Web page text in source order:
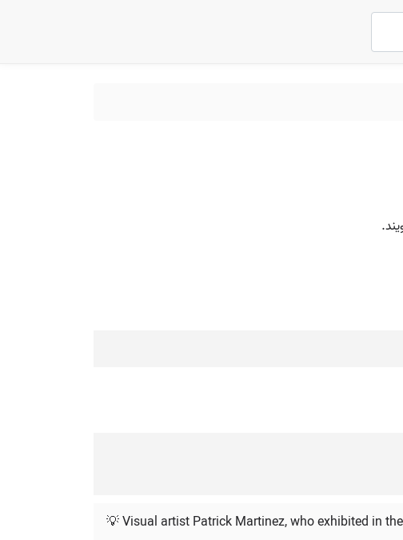
💡 Visual artist Patrick Martinez, who exhibited in